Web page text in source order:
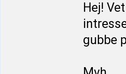
Hej!
gubbe